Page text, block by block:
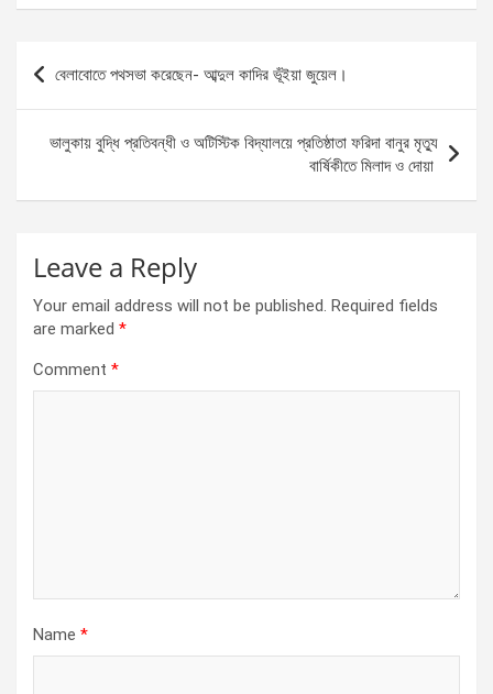
ce
o
o
k
se
g
er
at
A
p
p
ar
Post
navigation
বেলাবোতে পথসভা করেছেন- আব্দুল কাদির ভূঁইয়া জুয়েল।
ভালুকায় বুদ্ধি প্রতিবন্ধী ও অটিস্টিক বিদ্যালয়ে প্রতিষ্ঠাতা ফরিদা বানুর মৃত্যু
বার্ষিকীতে মিলাদ ও দোয়া
Leave a Reply
Your email address will not be published. Required fields
are marked *
Comment *
Name *